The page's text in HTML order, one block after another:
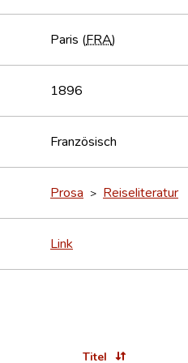
Paris (FRA)
1896
Französisch
Prosa > Reiseliteratur
Link
Titel